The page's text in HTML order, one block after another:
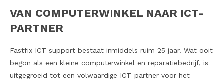
VAN COMPUTERWINKEL NAAR ICT-
PARTNER
Fastfix ICT support bestaat inmiddels ruim 25 jaar. Wat ooit
begon als een kleine computerwinkel en reparatiebedrijf, is
uitgegroeid tot een volwaardige ICT-partner voor het